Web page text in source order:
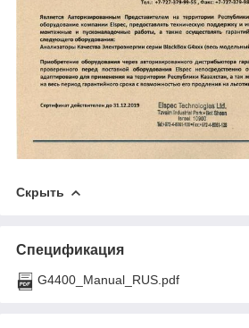
Скрыть
Спецификация
G4400_Manual_RUS.pdf